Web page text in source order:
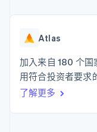
接入 125+ 种支
Authorization
Boost
支付成功率优
化
Link
加速结账
按
资
应
Atlas
加入来自 180 个
用符合投资者要求
了解更多